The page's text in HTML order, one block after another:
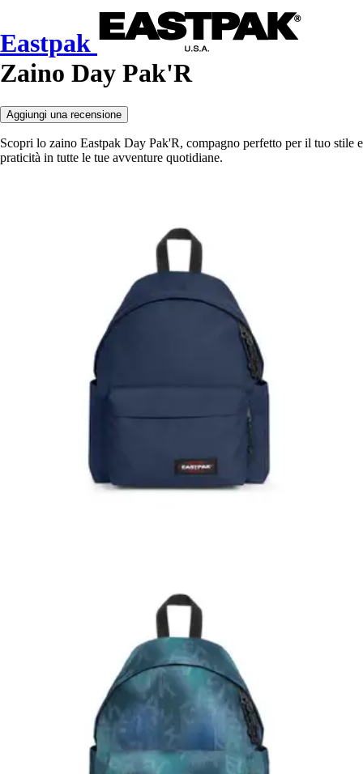
Eastpak
Zaino Day Pak'R
Aggiungi una recensione
Scopri lo zaino Eastpak Day Pak'R, compagno perfetto per il tuo stile e
praticità in tutte le tue avventure quotidiane.